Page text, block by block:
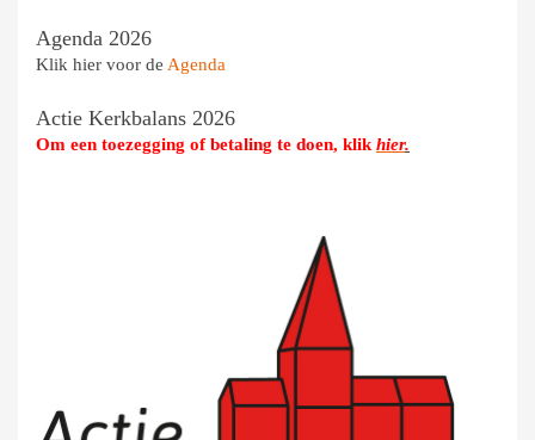
Agenda 2026
Klik hier voor de Agenda
Actie Kerkbalans 2026
Om een toezegging of betaling te doen, klik hier.